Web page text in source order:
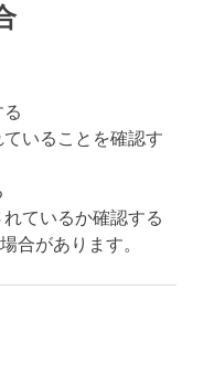
いることを確認す
ているか確認する
合があります。